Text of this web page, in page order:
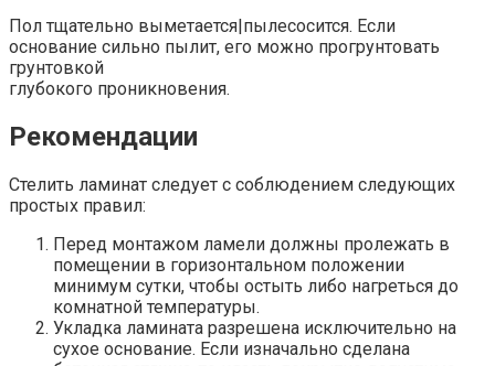
Пол тщательно выметается|пылесосится. Если
основание сильно пылит, его можно прогрунтовать
грунтовкой
глубокого проникновения.
Рекомендации
Стелить ламинат следует с соблюдением следующих
простых правил:
Перед монтажом ламели должны пролежать в
помещении в горизонтальном положении
минимум сутки, чтобы остыть либо нагреться до
комнатной температуры.
Укладка ламината разрешена исключительно на
сухое основание. Если изначально сделана